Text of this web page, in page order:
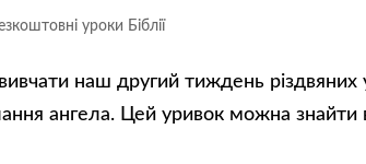
уроки Біблії
наш другий тиждень різдвяних
ангела. Цей уривок можна